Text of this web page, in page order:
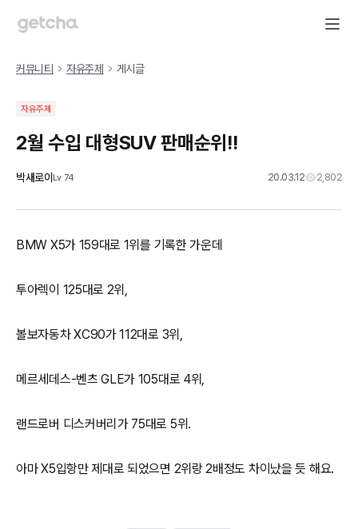
커뮤니티 자유주제 게시글
자유주제
2월 수입 대형SUV 판매순위!!
박새로이 Lv 74 20.03.12 2,802
BMW X5가 159대로 1위를 기록한 가운데
투아렉이 125대로 2위,
볼보자동차 XC90가 112대로 3위,
메르세데스-벤츠 GLE가 105대로 4위,
랜드로버 디스커버리가 75대로 5위.